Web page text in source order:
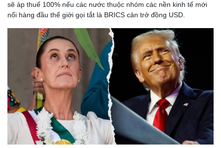
Thể thao
Bóng đá
Lịch thi đấu bóng đá
Thế giới thể thao
eSports
Hậu trường
Ô tô - Xe máy
Xe máy
Tư vấn
sẽ áp thuế 100% nếu các nước thuộc nhóm các nền kinh tế mới
nổi hàng đầu thế giới gọi tắt là BRICS cản trở đồng USD.